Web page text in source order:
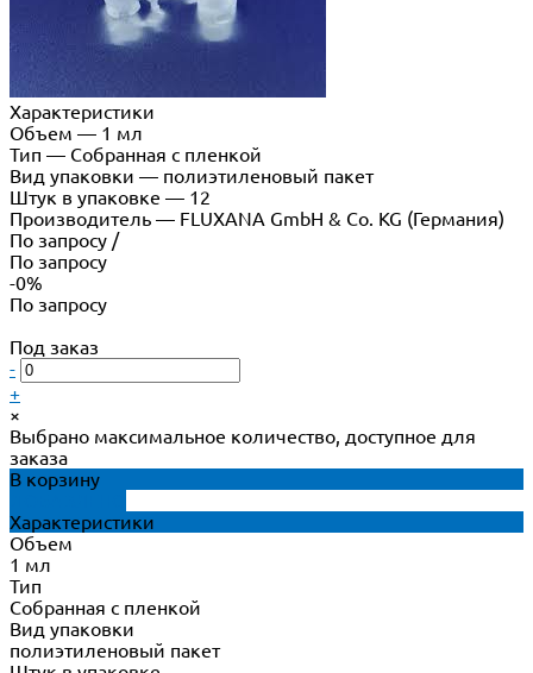
Характеристики
Объем — 1 мл
Тип — Собранная с пленкой
Вид упаковки — полиэтиленовый пакет
Штук в упаковке — 12
Производитель — FLUXANA GmbH & Co. KG (Германия)
По запросу /
По запросу
-0%
По запросу
Под заказ
-
+
×
Выбрано максимальное количество, доступное для
заказа
В корзину
Характеристики
Объем
1 мл
Тип
Собранная с пленкой
Вид упаковки
полиэтиленовый пакет